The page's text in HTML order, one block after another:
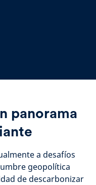
panorama
a desafíos
geopolítica
de descarbonizar